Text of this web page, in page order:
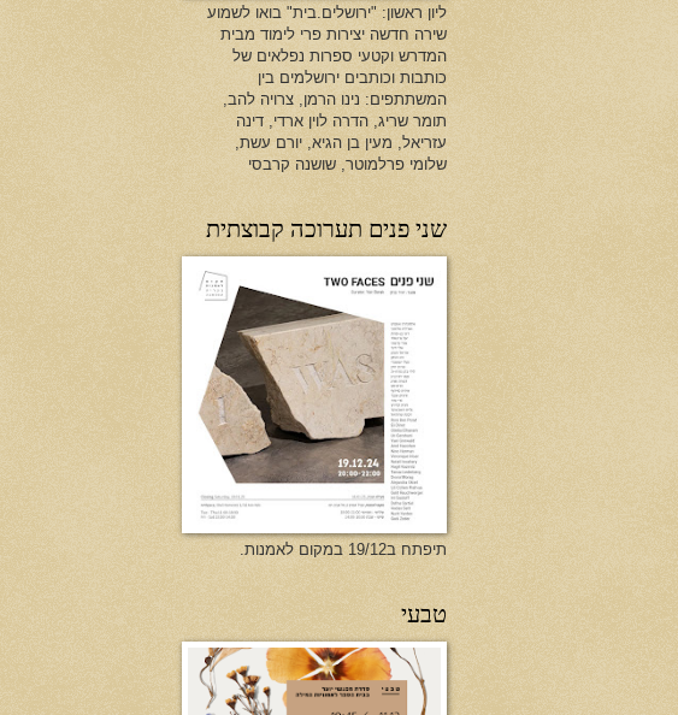
ליון ראשון: "ירושלים.בית" בואו לשמוע
שירה חדשה יצירות פרי לימוד מבית
המדרש וקטעי ספרות נפלאים של
כותבות וכותבים ירושלמים בין
המשתתפים: נינו הרמן, צרויה להב,
תומר שריג, הדרה לוין ארדי, דינה
עזריאל, מעין בן הגיא, יורם עשת,
שלומי פרלמוטר, שושנה קרבסי
שני פנים תערוכה קבוצתית
תיפתח ב19/12 במקום לאמנות.
טבעי